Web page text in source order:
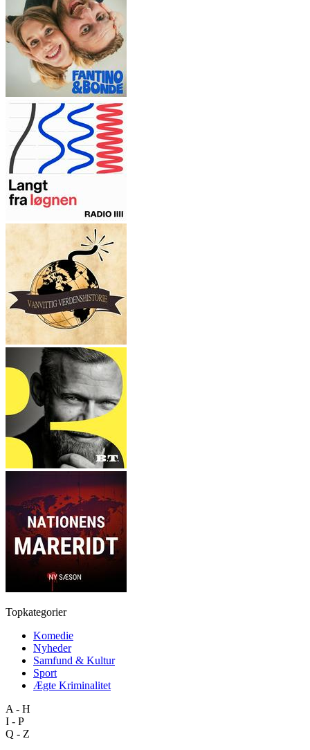
Topkategorier
Komedie
Nyheder
Samfund & Kultur
Sport
Ægte Kriminalitet
A - H
I - P
Q - Z